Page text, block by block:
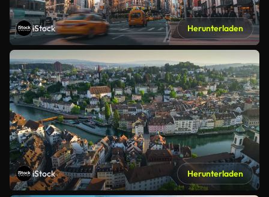
iStock Herunterladen
iStock Herunterladen